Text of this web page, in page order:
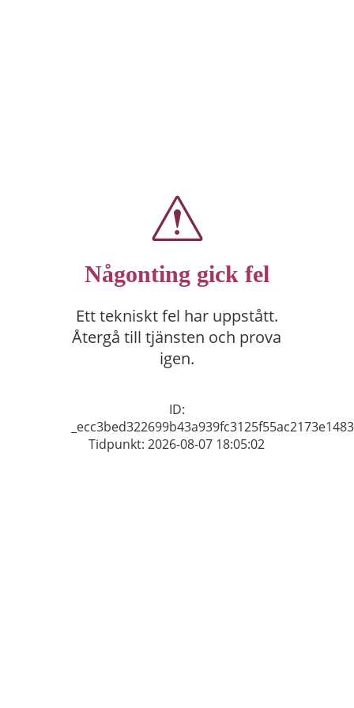
Någonting gick fel
Ett tekniskt fel har uppstått.
Återgå till tjänsten och prova
igen.
ID:
_ecc3bed322699b43a939fc3125f55ac2173e1483
Tidpunkt: 2026-08-07 18:05:02